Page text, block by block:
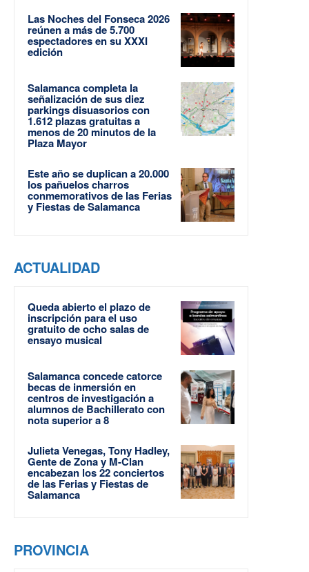
Las Noches del Fonseca 2026
reúnen a más de 5.700
espectadores en su XXXI
edición
Salamanca completa la
señalización de sus diez
parkings disuasorios con
1.612 plazas gratuitas a
menos de 20 minutos de la
Plaza Mayor
Este año se duplican a 20.000
los pañuelos charros
conmemorativos de las Ferias
y Fiestas de Salamanca
ACTUALIDAD
Queda abierto el plazo de
inscripción para el uso
gratuito de ocho salas de
ensayo musical
Salamanca concede catorce
becas de inmersión en
centros de investigación a
alumnos de Bachillerato con
nota superior a 8
Julieta Venegas, Tony Hadley,
Gente de Zona y M-Clan
encabezan los 22 conciertos
de las Ferias y Fiestas de
Salamanca
PROVINCIA